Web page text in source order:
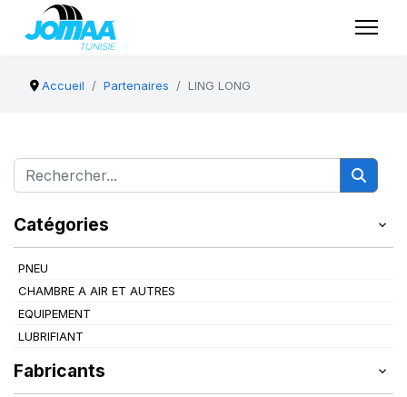
Accueil Partenaires LING LONG
Catégories
PNEU
CHAMBRE A AIR ET AUTRES
EQUIPEMENT
LUBRIFIANT
Fabricants